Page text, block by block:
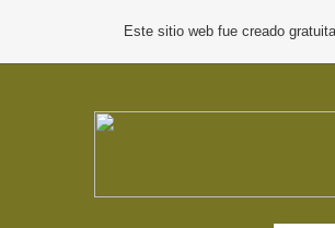
Este sitio web fue creado